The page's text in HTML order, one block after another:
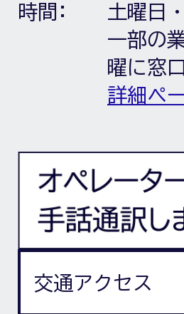
時間:
土曜日
一部の
曜に窓
詳細ペ
交通アクセス